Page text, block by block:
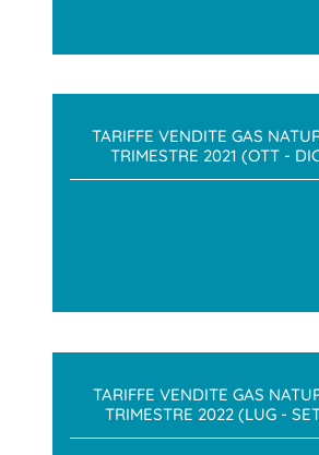
TARIFFE VENDITE GAS
TRIMESTRE 2021 (OTT -
TARIFFE VENDITE GAS
TRIMESTRE 2022 (LUG -